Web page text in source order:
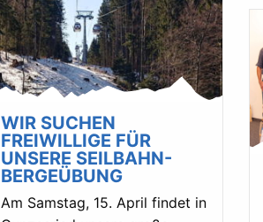
WIR SUCHEN
FREIWILLIGE FÜR
UNSERE SEILBAHN-
BERGEÜBUNG
Am Samstag, 15. April findet in